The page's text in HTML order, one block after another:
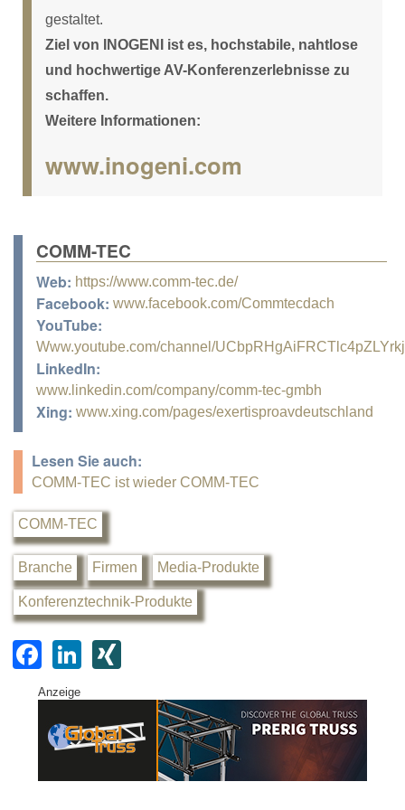
gestaltet.
Ziel von INOGENI ist es, hochstabile, nahtlose
und hochwertige AV-Konferenzerlebnisse zu
schaffen.
Weitere Informationen:
www.inogeni.com
COMM-TEC
Web: https://www.comm-tec.de/
Facebook: www.facebook.com/Commtecdach
YouTube:
Www.youtube.com/channel/
LinkedIn:
www.linkedin.com/company/comm-tec-gmbh
Xing: www.xing.com/pages/exertisproavdeutschland
Lesen Sie auch:
COMM-TEC ist wieder COMM-TEC
COMM-TEC
Branche Firmen Media-Produkte
Konferenztechnik-Produkte
F
a
c
e
Li
k
e
G
Anzeige